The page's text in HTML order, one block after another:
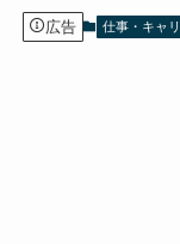
広告 仕事・キャ